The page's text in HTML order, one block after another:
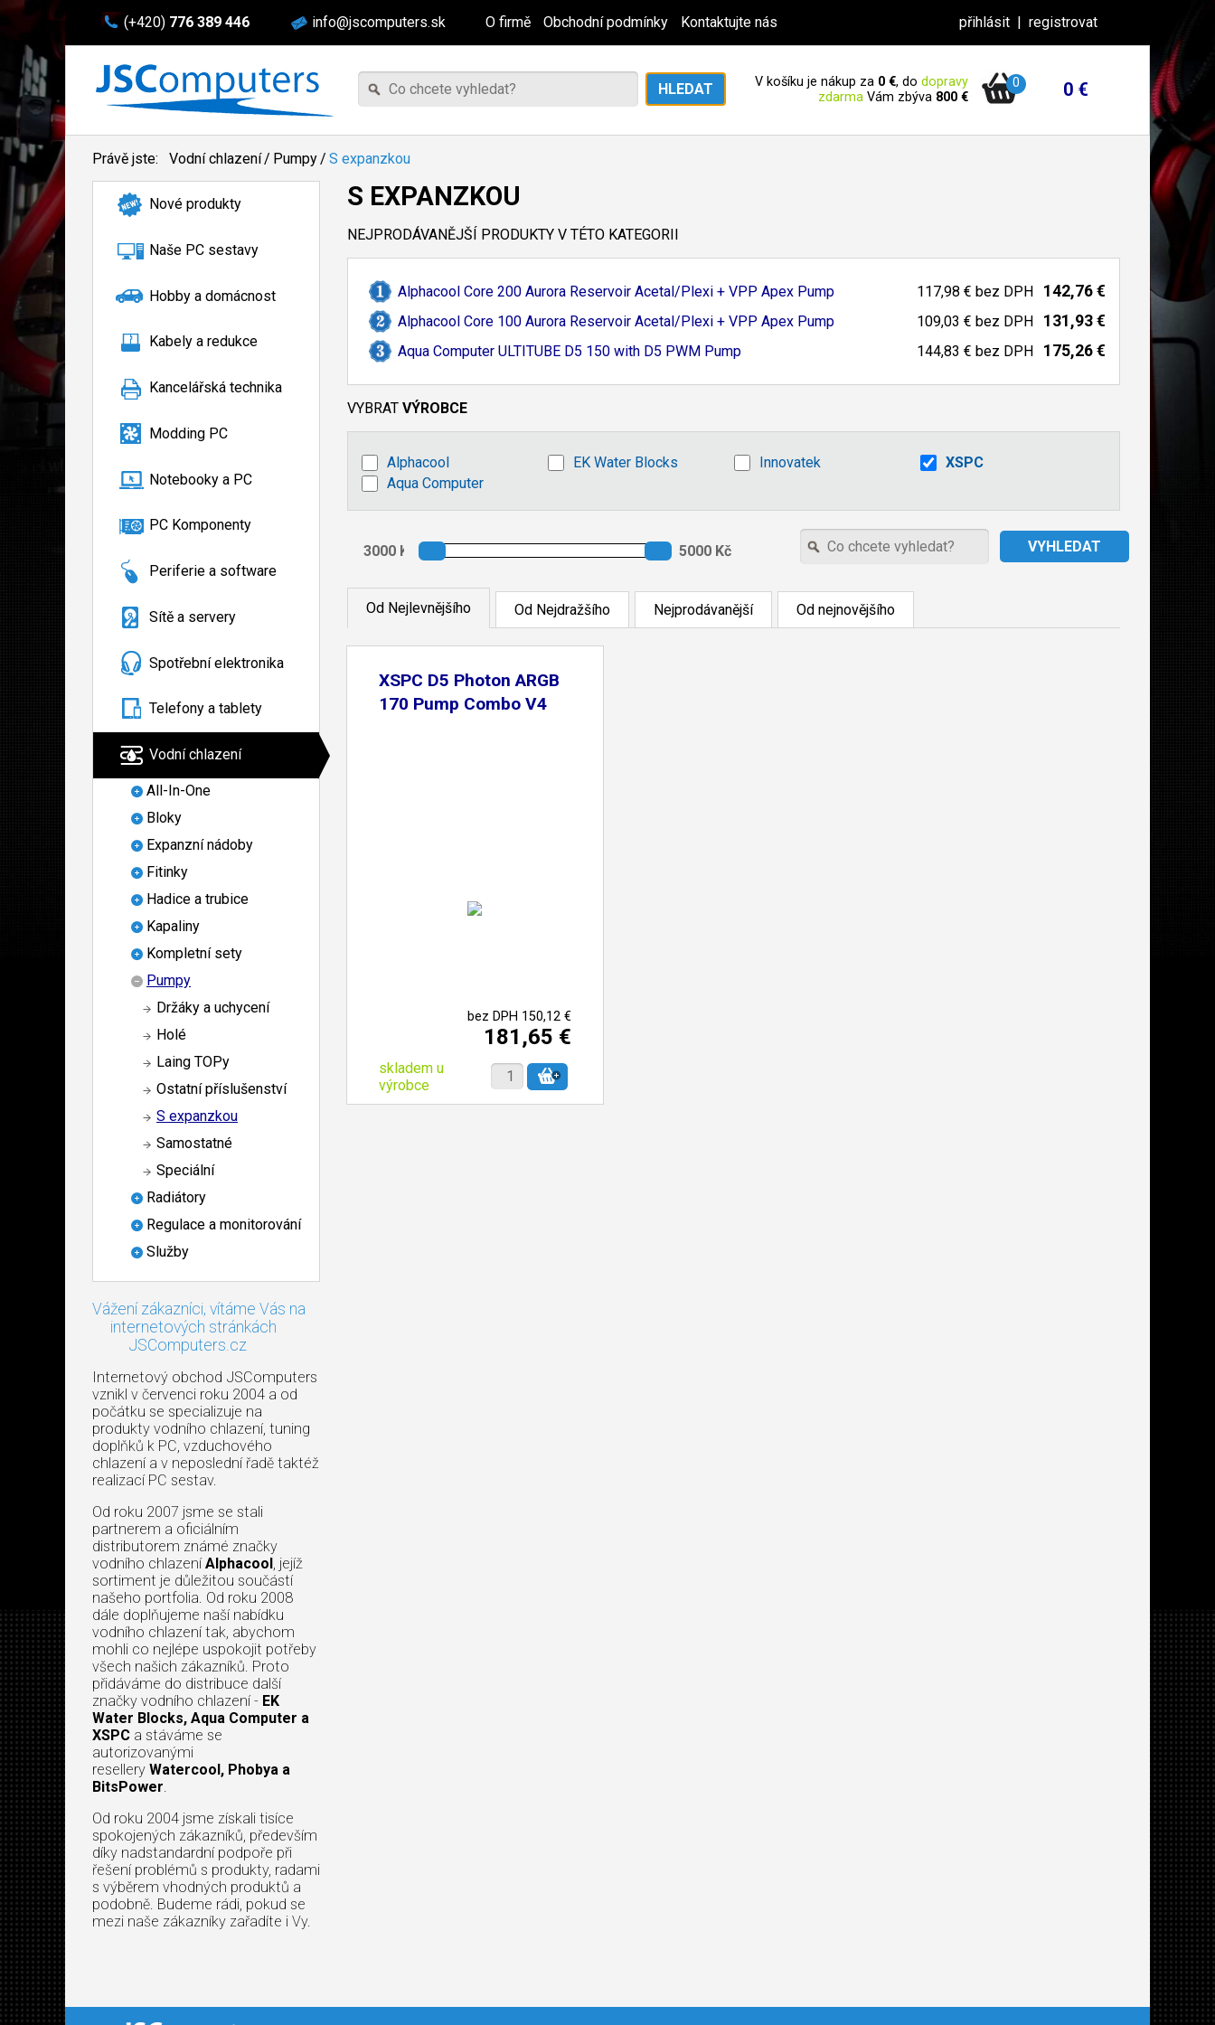
(+420) 776 389 446 info@jscomputers.sk O firmě Obchodní podmínky Kontaktujte nás přihlásit | registrovat
V košíku je nákup za 0 €, do dopravy
zdarma Vám zbýva 800 €
0 0 €
Právě jste: Vodní chlazení/ Pumpy/ S expanzkou
Nové produkty
Naše PC sestavy
Hobby a domácnost
Kabely a redukce
Kancelářská technika
Modding PC
Notebooky a PC
PC Komponenty
Periferie a software
Sítě a servery
Spotřební elektronika
Telefony a tablety
Vodní chlazení
All-In-One
Bloky
Expanzní nádoby
Fitinky
Hadice a trubice
Kapaliny
Kompletní sety
Pumpy
Držáky a uchycení
Holé
Laing TOPy
Ostatní příslušenství
S expanzkou
Samostatné
Speciální
Radiátory
Regulace a monitorování
Služby
Vážení zákazníci, vítáme Vás na
internetových stránkách
JSComputers.cz
Internetový obchod JSComputers
vznikl v červenci roku 2004 a od
počátku se specializuje na
produkty vodního chlazení, tuning
doplňků k PC, vzduchového
chlazení a v neposlední řadě taktéž
realizací PC sestav.
Od roku 2007 jsme se stali
partnerem a oficiálním
distributorem známé značky
vodního chlazení Alphacool, jejíž
sortiment je důležitou součástí
našeho portfolia. Od roku 2008
dále doplňujeme naší nabídku
vodního chlazení tak, abychom
mohli co nejlépe uspokojit potřeby
všech našich zákazníků. Proto
přidáváme do distribuce další
značky vodního chlazení - EK
Water Blocks, Aqua Computer a
XSPC a stáváme se
autorizovanými
resellery Watercool, Phobya a
BitsPower.
Od roku 2004 jsme získali tisíce
spokojených zákazníků, především
díky nadstandardní podpoře při
řešení problémů s produkty, radami
s výběrem vhodných produktů a
podobně. Budeme rádi, pokud se
mezi naše zákazníky zařadíte i Vy.
S EXPANZKOU
NEJPRODÁVANĚJŠÍ PRODUKTY V TÉTO KATEGORII
Alphacool Core 200 Aurora Reservoir Acetal/Plexi + VPP Apex Pump 117,98 € bez DPH 142,76 €
Alphacool Core 100 Aurora Reservoir Acetal/Plexi + VPP Apex Pump 109,03 € bez DPH 131,93 €
Aqua Computer ULTITUBE D5 150 with D5 PWM Pump 144,83 € bez DPH 175,26 €
VYBRAT VÝROBCE
Alphacool EK Water Blocks Innovatek
XSPC
Aqua Computer
Od Nejlevnějšího Od Nejdražšího Nejprodávanější Od nejnovějšího
XSPC D5 Photon ARGB
170 Pump Combo V4
bez DPH 150,12 €
181,65 €
skladem u
výrobce